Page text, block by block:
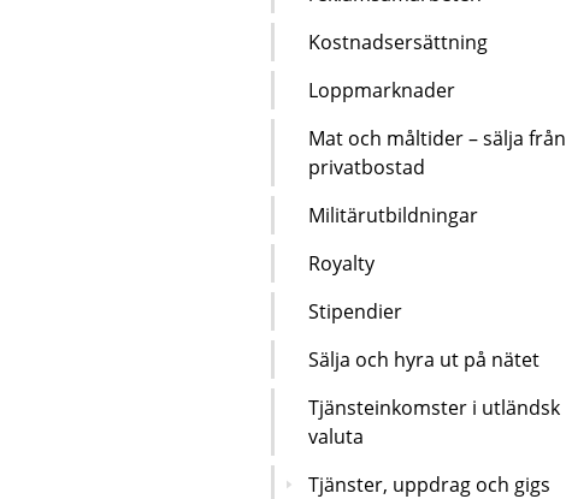
Kostnadsersättning
Loppmarknader
Mat och måltider – sälja från
privatbostad
Militärutbildningar
Royalty
Stipendier
Sälja och hyra ut på nätet
Tjänsteinkomster i utländsk
valuta
Tjänster, uppdrag och gigs